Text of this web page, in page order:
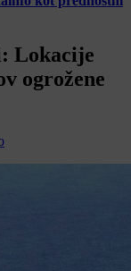
Lokacije
ogrožene